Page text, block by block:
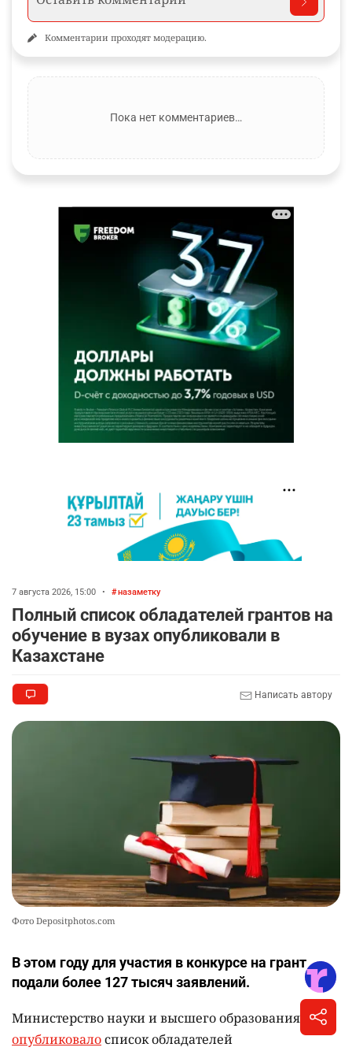
Комментарии проходят модерацию.
Пока нет комментариев…
7 августа 2026, 15:00 • назаметку
Полный список обладателей грантов на
обучение в вузах опубликовали в
Казахстане
Написать автору
Фото Depositphotos.com
В этом году для участия в конкурсе на грант
подали более 127 тысяч заявлений.
Министерство науки и высшего образования
опубликовалосписок обладателей